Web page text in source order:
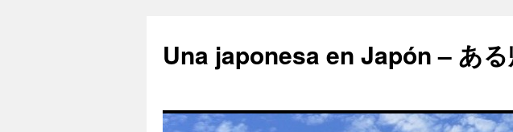
Una japonesa en Japón – あ